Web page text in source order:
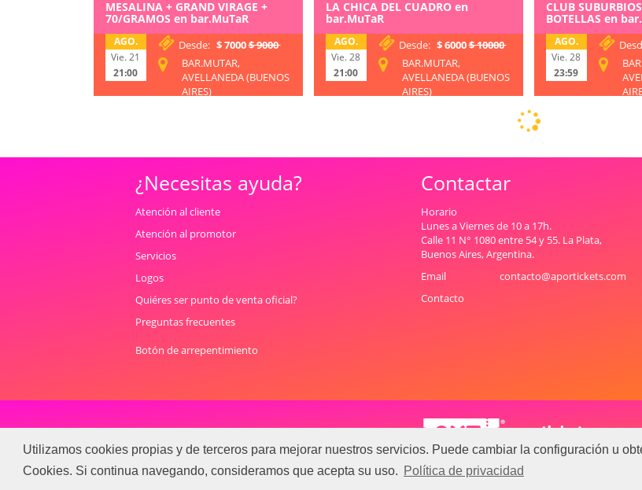
Utilizamos cookies propias y de terceros para mejorar nuestros servicios. Puede cambiar la configuración u
Cookies. Si continua navegando, consideramos que acepta su uso. Política de privacidad
MESALINA + GRAND VIRAGE +
70/GRAMOS en bar.MuTaR
AGO.
Vie. 21
21:00
Desde: $ 7000$ 9000
BAR.MUTAR,
AVELLANEDA (BUENOS
AIRES)
LA CHICA DEL CUADRO en
bar.MuTaR
AGO.
Vie. 28
21:00
Desde: $ 6000$ 10000
BAR.MUTAR,
AVELLANEDA (BUENOS
AIRES)
CLUB
BOTELLAS en
AGO.
Vie. 28
23:59
¿Necesitas ayuda?
Atención al cliente
Atención al promotor
Servicios
Logos
Quiéres ser punto de venta oficial?
Preguntas frecuentes
Botón de arrepentimiento
Contactar
Horario
Lunes a Viernes de 10 a 17h.
Calle 11 N° 1080 entre 54 y 55. La Plata,
Buenos Aires, Argentina.
Email
contacto@aportickets.com
Contacto